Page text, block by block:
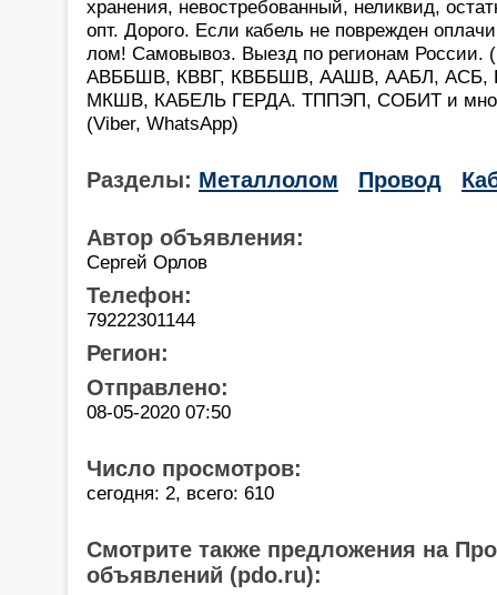
хранения, невостребованный, неликвид,
опт. Дорого. Если кабель не поврежден
лом! Самовывоз. Выезд по регионам
АВББШВ, КВВГ, КВББШВ, ААШВ, ААБЛ, АСБ,
МКШВ, КАБЕЛЬ ГЕРДА. ТППЭП, СОБИТ и
(Viber, WhatsApp)
Разделы: Металлолом Провод
Автор объявления:
Сергей Орлов
Телефон:
79222301144
Регион:
Отправлено:
08-05-2020 07:50
Число просмотров:
сегодня: 2, всего: 610
Смотрите также предложения на
объявлений (pdo.ru):